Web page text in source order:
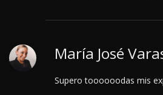
María José
Supero toooooodas mis